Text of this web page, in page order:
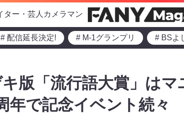
ター・芸人カメラマン
# 配信延長決定! # M-1グランプリ # BSよ
版「流行語大賞」は
年で記念イベント続々